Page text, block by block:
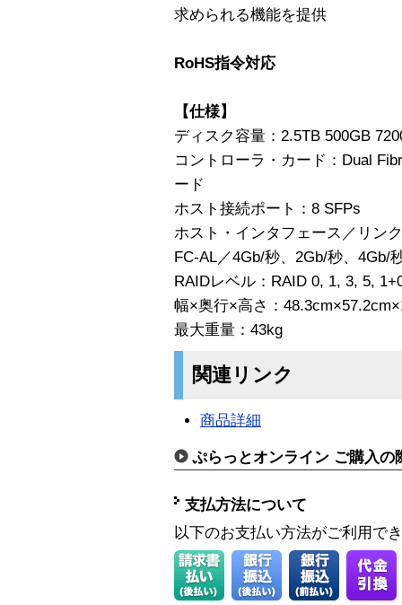
求められる機能を提供
RoHS指令対応
【仕様】
ディスク容量：2.5TB 500GB
コントローラ・カード：Dual
ード
ホスト接続ポート：8 SFPs
ホスト・インタフェース／リン
FC-AL／4Gb/秒、2Gb/秒、4Gb/
RAIDレベル：RAID 0, 1, 3, 5,
幅×奥行×高さ：
最大重量：43kg
関連リンク
商品詳細
ぷらっとオンライン ご購入の
支払方法について
以下のお支払い方法がご利用で